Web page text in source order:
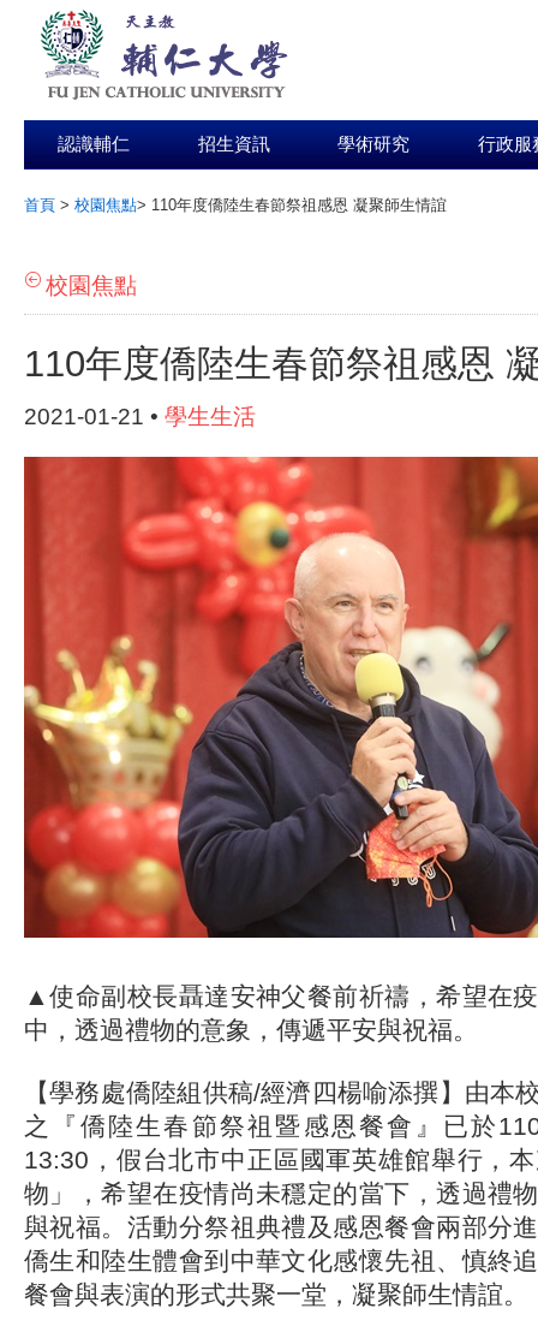
認識輔仁 招生資訊 學術研究 行政服
首頁 > 校園焦點> 110年度僑陸生春節祭祖感恩 凝聚師生情誼
校園焦點
110年度僑陸生春節祭祖感恩
2021-01-21 • 學生生活
▲使命副校長聶達安神父餐前祈禱，希望在
中，透過禮物的意象，傳遞平安與祝福。
【學務處僑陸組供稿/經濟四楊喻添撰】由本
之『僑陸生春節祭祖暨感恩餐會』已於
13:30，假台北市中正區國軍英雄館舉行，
物」，希望在疫情尚未穩定的當下，透過禮
與祝福。活動分祭祖典禮及感恩餐會兩部分
僑生和陸生體會到中華文化感懷先祖、慎終
餐會與表演的形式共聚一堂，凝聚師生情誼。